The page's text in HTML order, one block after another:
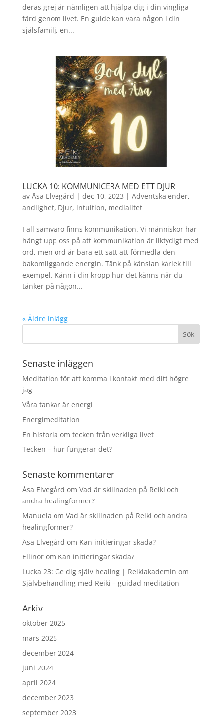
deras grej är nämligen att hjälpa dig i din vingliga
färd genom livet. En guide kan vara någon i din
själsfamilj, en...
LUCKA 10: KOMMUNICERA MED ETT DJUR
av Åsa Elvegård | dec 10, 2023 | Adventskalender,
andlighet, Djur, intuition, medialitet
I all samvaro finns kommunikation. Vi människor har
hängt upp oss på att kommunikation är liktydigt med
ord, men ord är bara ett sätt att förmedla den
bakomliggande energin. Tänk på känslan kärlek till
exempel. Känn i din kropp hur det känns när du
tänker på någon...
« Äldre inlägg
Senaste inläggen
Meditation för att komma i kontakt med ditt högre
jag
Våra tankar är energi
Energimeditation
En historia om tecken från verkliga livet
Tecken – hur fungerar det?
Senaste kommentarer
Åsa Elvegård om Vad är skillnaden på Reiki och
andra healingformer?
Manuela om Vad är skillnaden på Reiki och andra
healingformer?
Åsa Elvegård om Kan initieringar skada?
Ellinorom Kan initieringar skada?
Lucka 23: Ge dig själv healing | Reikiakademin om
Självbehandling med Reiki – guidad meditation
Arkiv
oktober 2025
mars 2025
december 2024
juni 2024
april 2024
december 2023
september 2023